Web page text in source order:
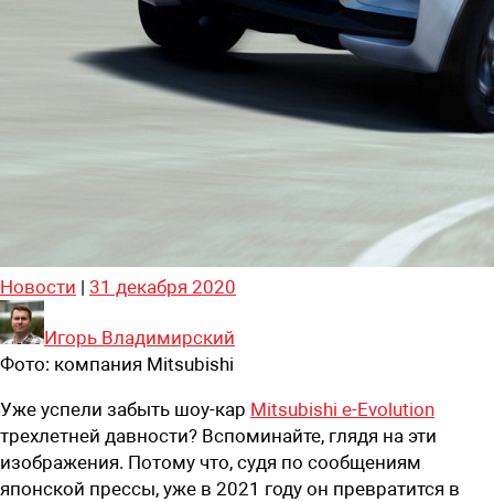
Новости | 31 декабря 2020
Игорь Владимирский
Фото: компания Mitsubishi
Уже успели забыть шоу-кар Mitsubishi e-Evolution
трехлетней давности? Вспоминайте, глядя на эти
изображения. Потому что, судя по сообщениям
японской прессы, уже в 2021 году он превратится в